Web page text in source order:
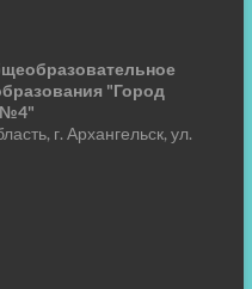
"Город
№4"
г. Архангельск, ул.